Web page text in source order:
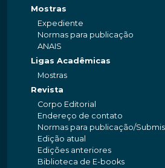
Mostras
Expediente
Normas para publicação
ANAIS
Ligas Acadêmicas
Mostras
Revista
Corpo Editorial
Endereço de contato
Normas para publicação/
Edição atual
Edições anteriores
Biblioteca de E-books